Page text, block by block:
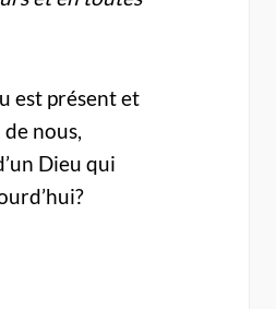
est présent et
nous,
Dieu qui